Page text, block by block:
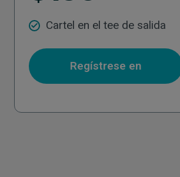
Cartel en el tee de salida
Regístrese en